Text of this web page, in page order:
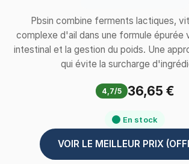
Pbsin combine ferments lactiques,
complexe d'ail dans une formule épurée
intestinal et la gestion du poids. Une
qui évite la surcharge
4,7/5 36,65 €
En stock
VOIR LE MEILLEUR PRIX